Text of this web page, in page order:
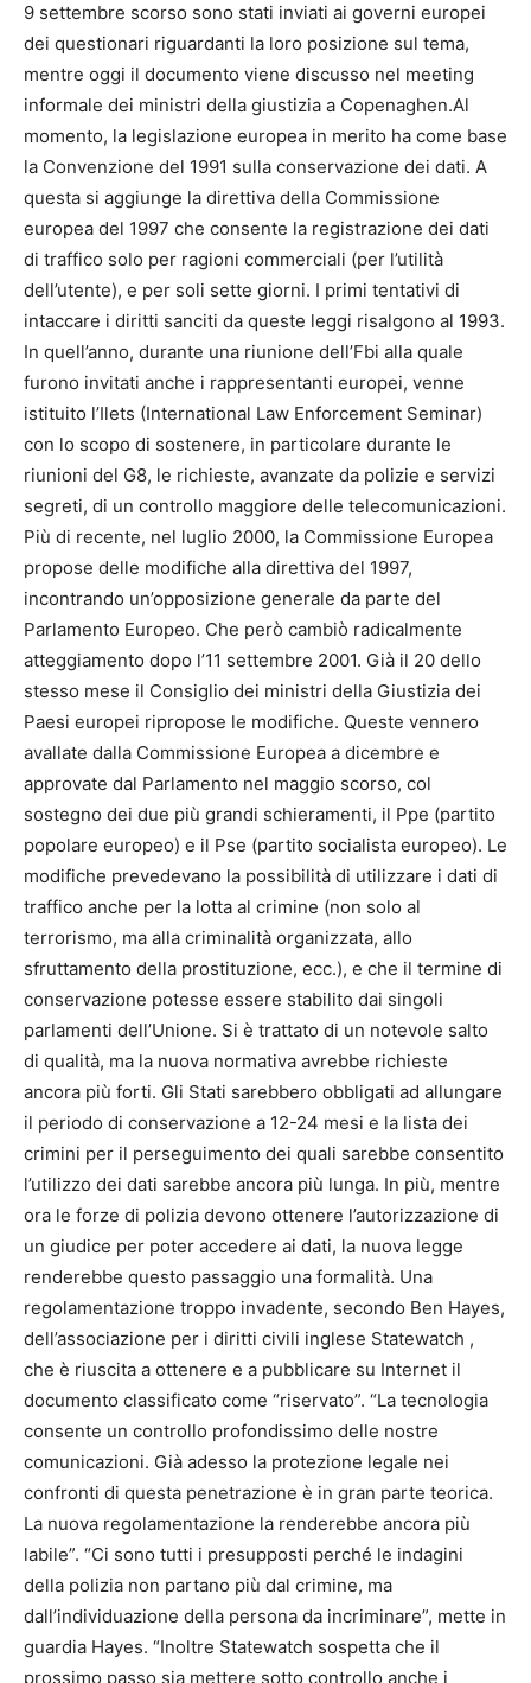
9 settembre scorso sono stati inviati ai governi europei
dei questionari riguardanti la loro posizione sul tema,
mentre oggi il documento viene discusso nel meeting
informale dei ministri della giustizia a Copenaghen.Al
momento, la legislazione europea in merito ha come base
la Convenzione del 1991 sulla conservazione dei dati. A
questa si aggiunge la direttiva della Commissione
europea del 1997 che consente la registrazione dei dati
di traffico solo per ragioni commerciali (per l’utilità
dell’utente), e per soli sette giorni. I primi tentativi di
intaccare i diritti sanciti da queste leggi risalgono al 1993.
In quell’anno, durante una riunione dell’Fbi alla quale
furono invitati anche i rappresentanti europei, venne
istituito l’Ilets (International Law Enforcement Seminar)
con lo scopo di sostenere, in particolare durante le
riunioni del G8, le richieste, avanzate da polizie e servizi
segreti, di un controllo maggiore delle telecomunicazioni.
Più di recente, nel luglio 2000, la Commissione Europea
propose delle modifiche alla direttiva del 1997,
incontrando un’opposizione generale da parte del
Parlamento Europeo. Che però cambiò radicalmente
atteggiamento dopo l’11 settembre 2001. Già il 20 dello
stesso mese il Consiglio dei ministri della Giustizia dei
Paesi europei ripropose le modifiche. Queste vennero
avallate dalla Commissione Europea a dicembre e
approvate dal Parlamento nel maggio scorso, col
sostegno dei due più grandi schieramenti, il Ppe (partito
popolare europeo) e il Pse (partito socialista europeo). Le
modifiche prevedevano la possibilità di utilizzare i dati di
traffico anche per la lotta al crimine (non solo al
terrorismo, ma alla criminalità organizzata, allo
sfruttamento della prostituzione, ecc.), e che il termine di
conservazione potesse essere stabilito dai singoli
parlamenti dell’Unione. Si è trattato di un notevole salto
di qualità, ma la nuova normativa avrebbe richieste
ancora più forti. Gli Stati sarebbero obbligati ad allungare
il periodo di conservazione a 12-24 mesi e la lista dei
crimini per il perseguimento dei quali sarebbe consentito
l’utilizzo dei dati sarebbe ancora più lunga. In più, mentre
ora le forze di polizia devono ottenere l’autorizzazione di
un giudice per poter accedere ai dati, la nuova legge
renderebbe questo passaggio una formalità. Una
regolamentazione troppo invadente, secondo Ben Hayes,
dell’associazione per i diritti civili inglese Statewatch ,
che è riuscita a ottenere e a pubblicare su Internet il
documento classificato come “riservato”. “La tecnologia
consente un controllo profondissimo delle nostre
comunicazioni. Già adesso la protezione legale nei
confronti di questa penetrazione è in gran parte teorica.
La nuova regolamentazione la renderebbe ancora più
labile”. “Ci sono tutti i presupposti perché le indagini
della polizia non partano più dal crimine, ma
dall’individuazione della persona da incriminare”, mette in
guardia Hayes. “Inoltre Statewatch sospetta che il
prossimo passo sia mettere sotto controllo anche i